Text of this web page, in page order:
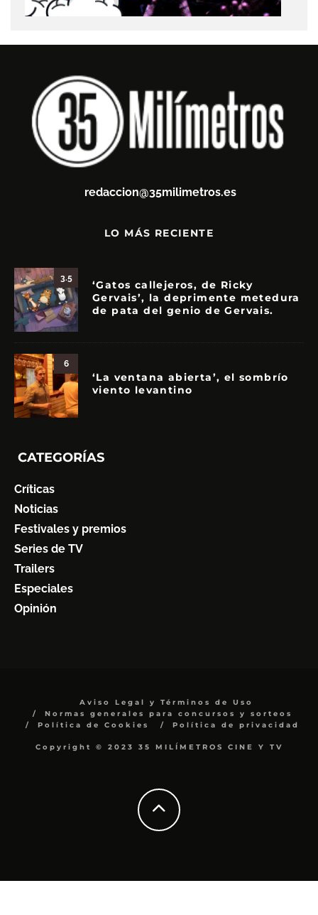
redaccion@35milimetros.es
LO MÁS RECIENTE
3.5
‘Gatos callejeros, de Ricky
Gervais’, la deprimente metedura
de pata del genio de Gervais.
6
‘La ventana abierta’, el sombrío
viento levantino
CATEGORÍAS
Críticas
Noticias
Festivales y premios
Series de TV
Trailers
Especiales
Opinión
Aviso Legal y Términos de Uso
Normas generales para concursos y sorteos
Política de Cookies
Política de privacidad
Copyright © 2023 35 MILÍMETROS CINE Y TV